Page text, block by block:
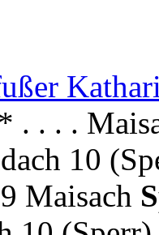
* . . . .
10
Maisach